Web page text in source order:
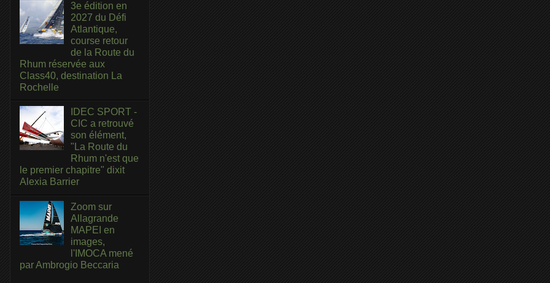
3e édition en
2027 du Défi
Atlantique,
course retour
de la Route du
Rhum réservée aux
Class40, destination La
Rochelle
IDEC SPORT -
CIC a retrouvé
son élément,
"La Route du
Rhum n'est que
le premier chapitre" dixit
Alexia Barrier
Zoom sur
Allagrande
MAPEI en
images,
l'IMOCA mené
par Ambrogio Beccaria